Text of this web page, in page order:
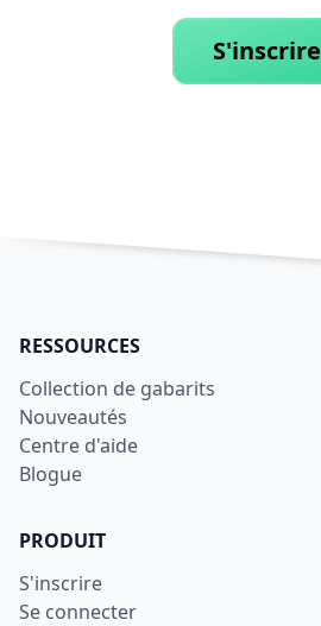
S'inscrire
RESSOURCES
Collection de gabarits
Nouveautés
Centre d'aide
Blogue
PRODUIT
S'inscrire
Se connecter